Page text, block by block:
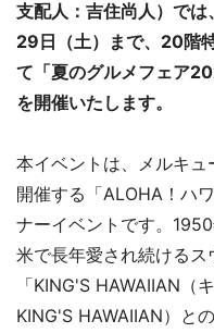
支配人：吉住尚人）で
29日（土）まで、20階
て「夏のグルメフェア
を開催いたします。
本イベントは、メルキュ
開催する「ALOHA！ハ
ナーイベントです。
米で長年愛され続ける
「KING'S HAWAIIAN（
KING'S HAWAIIAN）と